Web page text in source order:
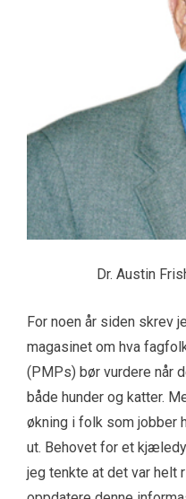
Dr. Austin
For noen år siden skrev
magasinet om hva
(PMPs) bør vurdere når
både hunder og katter.
økning i folk som jobber
ut. Behovet for et
jeg tenkte at det var helt